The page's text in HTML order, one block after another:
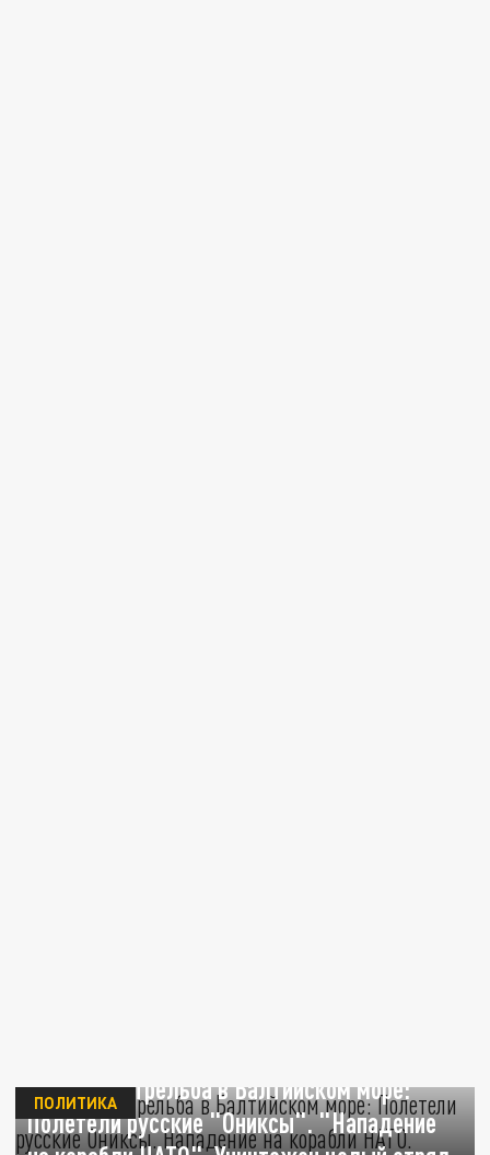
Ракетная стрельба в Балтийском море:
Полетели русские "Ониксы". "Нападение
ПОЛИТИКА